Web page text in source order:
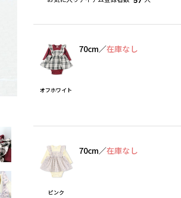
オフホワイト
70cm／在庫なし
ピンク
70cm／在庫なし